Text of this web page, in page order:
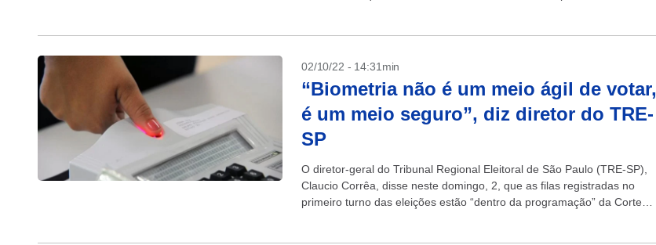
02/10/22 - 14:31min
“Biometria não é um meio ágil de votar,
é um meio seguro”, diz diretor do TRE-
SP
O diretor-geral do Tribunal Regional Eleitoral de São Paulo (TRE-SP),
Claucio Corrêa, disse neste domingo, 2, que as filas registradas no
primeiro turno das eleições estão “dentro da programação” da Corte